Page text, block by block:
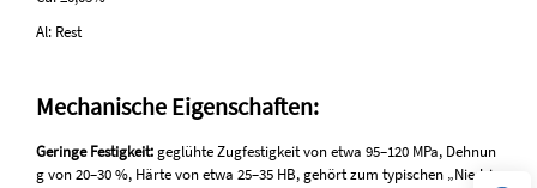
Al: Rest
Mechanische Eigenschaften:
Geringe Festigkeit:geglühte Zugfestigkeit von etwa 95–120 MPa, Dehnun
g von 20–30 %, Härte von etwa 25–35 HB, gehört zum typischen „Niedrig